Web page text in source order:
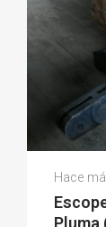
Hace
Pluma